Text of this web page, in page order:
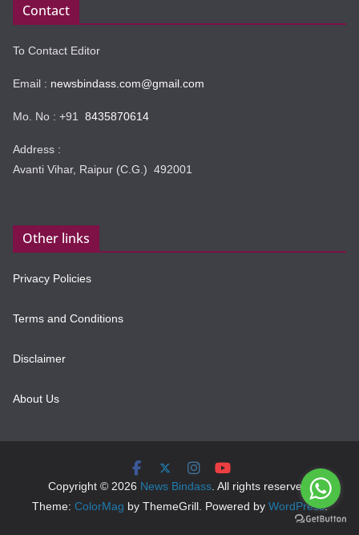
Contact
To Contact Editor
Email : newsbindass.com@gmail.com
Mo. No : +91 8435870614
Address :
Avanti Vihar, Raipur (C.G.) 492001
Other links
Privacy Policies
Terms and Conditions
Disclaimer
About Us
Copyright © 2026 News Bindass. All rights reserved.
Theme: ColorMag by ThemeGrill. Powered by WordPress.